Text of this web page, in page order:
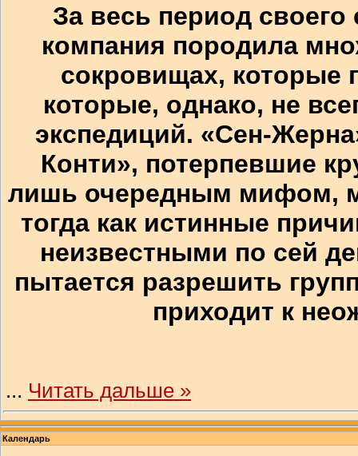
За весь период
компания породила
сокровищах, которые
которые, однако, не
экспедиций. «Сен-
Конти», потерпевшие
лишь очередным мифом,
тогда как истинные
неизвестными по сей
пытается разрешить
приходит к
... Читать дальше »
Календарь